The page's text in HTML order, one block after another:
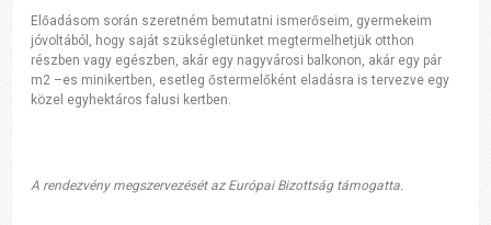
Előadásom során szeretném bemutatni ismerőseim, gyermekeim
jóvoltából, hogy saját szükségletünket megtermelhetjük otthon
részben vagy egészben, akár egy nagyvárosi balkonon, akár egy pár
m2 –es minikertben, esetleg őstermelőként eladásra is tervezve egy
közel egyhektáros falusi kertben.
A rendezvény megszervezését az Európai Bizottság támogatta.